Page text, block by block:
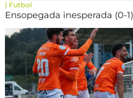
| Futbol
Ensopegada inesperada (0-1)